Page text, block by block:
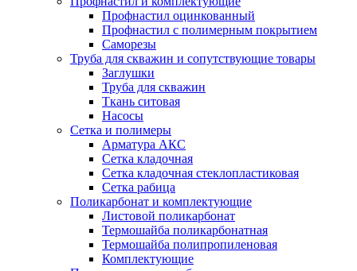
Профнастил оцинкованный
Профнастил с полимерным покрытием
Саморезы
Труба для скважин и сопутствующие товары
Заглушки
Труба для скважин
Ткань ситовая
Насосы
Сетка и полимеры
Арматура АКС
Сетка кладочная
Сетка кладочная стеклопластиковая
Сетка рабица
Поликарбонат и комплектующие
Листовой поликарбонат
Термошайба поликарбонатная
Термошайба полипропиленовая
Комплектующие